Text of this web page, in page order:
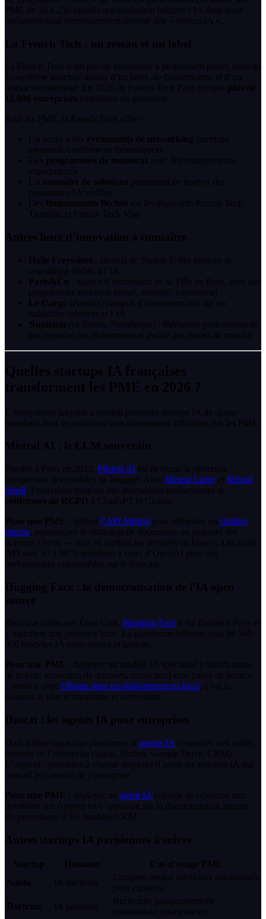
PME de 10 à 250 salariés qui souhaitent intégrer l’IA dans leurs
opérations sans nécessairement devenir une « startup IA ».
La French Tech : un réseau et un label
La French Tech n’est pas un incubateur à proprement parler, mais un
écosystème structuré autour d’un label, de financements et d’un
réseau international. En 2026, la French Tech Paris compte plus de
12 000 entreprises labellisées ou associées.
Pour les PME, la French Tech offre :
Un accès à des événements de networking (meetups
mensuels, conférences thématiques)
Des programmes de mentorat avec des entrepreneurs
expérimentés
Un annuaire de solutions permettant de trouver des
prestataires IA vérifiés
Des financements fléchés via les dispositifs French Tech
Tremplin et French Tech Visa
Autres lieux d’innovation à connaître
Halle Freyssinet : au-delà de Station F, des espaces de
coworking dédiés à l’IA
Paris&Co : agence d’innovation de la Ville de Paris, avec des
programmes sectoriels (santé, mobilité, commerce)
Le Cargo (Pantin) : campus d’innovation axé sur les
industries créatives et l’IA
Numeum (ex Syntec Numérique) : fédération professionnelle
qui organise des événements et publie des études de marché
Quelles startups IA françaises
transforment les PME en 2026 ?
L’écosystème parisien a produit plusieurs startups IA de classe
mondiale dont les solutions sont directement utilisables par les PME.
Mistral AI : le LLM souverain
Fondée à Paris en 2023, Mistral AI est devenue la référence
européenne des modèles de langage. Avec Mistral Large et Mistral
Small , l’entreprise propose des alternatives performantes et
conformes au RGPD à ChatGPT et Claude.
Pour une PME
: utiliser l’API Mistral pour alimenter un chatbot
interne , automatiser la rédaction de documents ou analyser des
données clients — tout en gardant les données en France. Les tarifs
API sont 30 à 50 % inférieurs à ceux d’OpenAI pour des
performances comparables sur le français.
Hugging Face : la démocratisation de l’IA open
source
Bien que cotée aux États-Unis, Hugging Face a été fondée à Paris et
y maintient une présence forte. La plateforme héberge plus de 500
000 modèles IA open source et gratuits.
Pour une PME
: déployer un modèle IA spécialisé (classification
de tickets, extraction de données, traduction) sans payer de licence.
Combiné avec Ollama pour un déploiement en local , c’est la
solution la plus économique et souveraine.
Dust.tt : les agents IA pour entreprises
Dust.tt développe une plateforme d’agents IA connectés aux outils
internes de l’entreprise (Slack, Notion, Google Drive, CRM).
L’objectif : permettre à chaque employé d’avoir un assistant IA qui
connaît le contexte de l’entreprise.
Pour une PME
: déployer un agent IA capable de répondre aux
questions des équipes en s’appuyant sur la documentation interne,
les procédures et les données CRM.
Autres startups IA parisiennes à suivre
Startup Domaine
Cas d’usage PME
Nabla
IA médicale
Comptes-rendus médicaux automatisés
pour cabinets
Doctrine
IA juridique
Recherche jurisprudentielle
automatisée pour avocats